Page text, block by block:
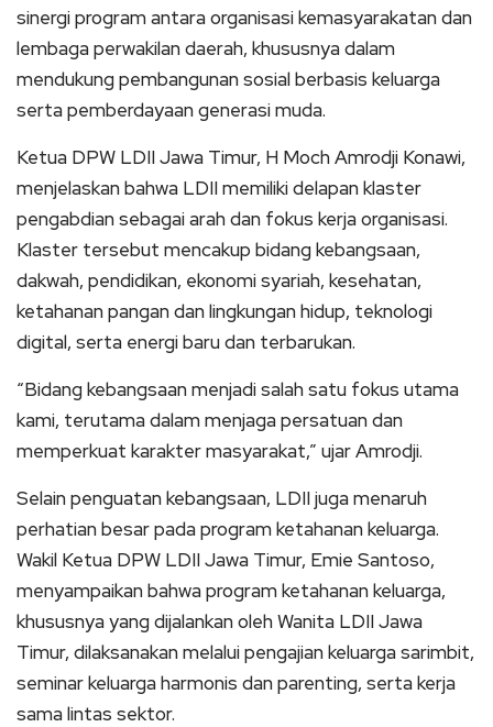
sinergi program antara organisasi kemasyarakatan dan
lembaga perwakilan daerah, khususnya dalam
mendukung pembangunan sosial berbasis keluarga
serta pemberdayaan generasi muda.
Ketua DPW LDII Jawa Timur, H Moch Amrodji Konawi,
menjelaskan bahwa LDII memiliki delapan klaster
pengabdian sebagai arah dan fokus kerja organisasi.
Klaster tersebut mencakup bidang kebangsaan,
dakwah, pendidikan, ekonomi syariah, kesehatan,
ketahanan pangan dan lingkungan hidup, teknologi
digital, serta energi baru dan terbarukan.
“Bidang kebangsaan menjadi salah satu fokus utama
kami, terutama dalam menjaga persatuan dan
memperkuat karakter masyarakat,” ujar Amrodji.
Selain penguatan kebangsaan, LDII juga menaruh
perhatian besar pada program ketahanan keluarga.
Wakil Ketua DPW LDII Jawa Timur, Emie Santoso,
menyampaikan bahwa program ketahanan keluarga,
khususnya yang dijalankan oleh Wanita LDII Jawa
Timur, dilaksanakan melalui pengajian keluarga sarimbit,
seminar keluarga harmonis dan parenting, serta kerja
sama lintas sektor.